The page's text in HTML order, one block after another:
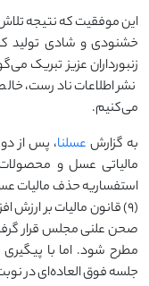
این موفقیت که نتیجه
خشنودی و شادی تولید
زنبورداران عزیز تبریک
نشر اطلاعات نادرست،
می‌کنیم.
به گزارش عسلنا، پس از
مالیاتی عسل و
صحن علنی مجلس قرار
مطرح شود. اما با
جلسه فوق ‌العاده‌ای در